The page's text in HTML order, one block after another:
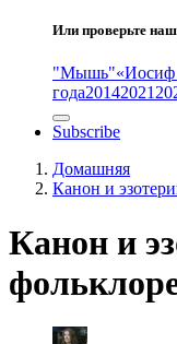
Или проверьте
"Мышь"«Иосиф
года20142021
Subscribe
Домашняя
Канон и
Канон и